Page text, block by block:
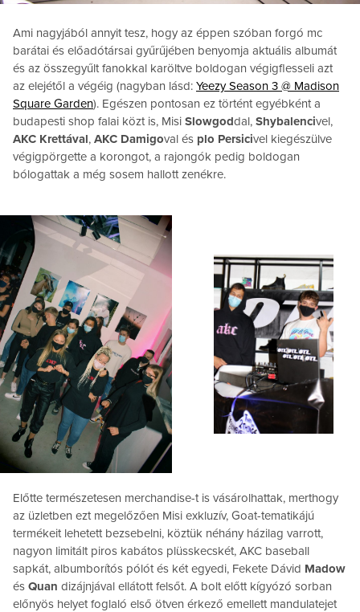
Ami nagyjából annyit tesz, hogy az éppen szóban forgó mc
barátai és előadótársai gyűrűjében benyomja aktuális albumát
és az összegyűlt fanokkal karöltve boldogan végigflesseli azt
az elejétől a végéig (nagyban lásd: Yeezy Season 3 @ Madison
Square Garden). Egészen pontosan ez történt egyébként a
budapesti shop falai közt is, Misi Slowgoddal, Shybalencivel,
AKC Krettával, AKC Damigoval és plo Persicivel kiegészülve
végigpörgette a korongot, a rajongók pedig boldogan
bólogattak a még sosem hallott zenékre.
Előtte természetesen merchandise-t is vásárolhattak, merthogy
az üzletben ezt megelőzően Misi exkluzív, Goat-tematikájú
termékeit lehetett bezsebelni, köztük néhány házilag varrott,
nagyon limitált piros kabátos plüsskecskét, AKC baseball
sapkát, albumborítós pólót és két egyedi, Fekete Dávid Madow
és Quan dizájnjával ellátott felsőt. A bolt előtt kígyózó sorban
előnyös helyet foglaló első ötven érkező emellett mandulatejet